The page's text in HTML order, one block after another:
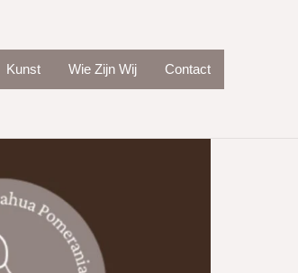
Kunst Wie Zijn Wij Contact